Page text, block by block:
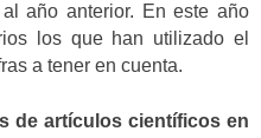
año anterior. En este año
los que han utilizado el
a tener en cuenta.
de artículos científicos en